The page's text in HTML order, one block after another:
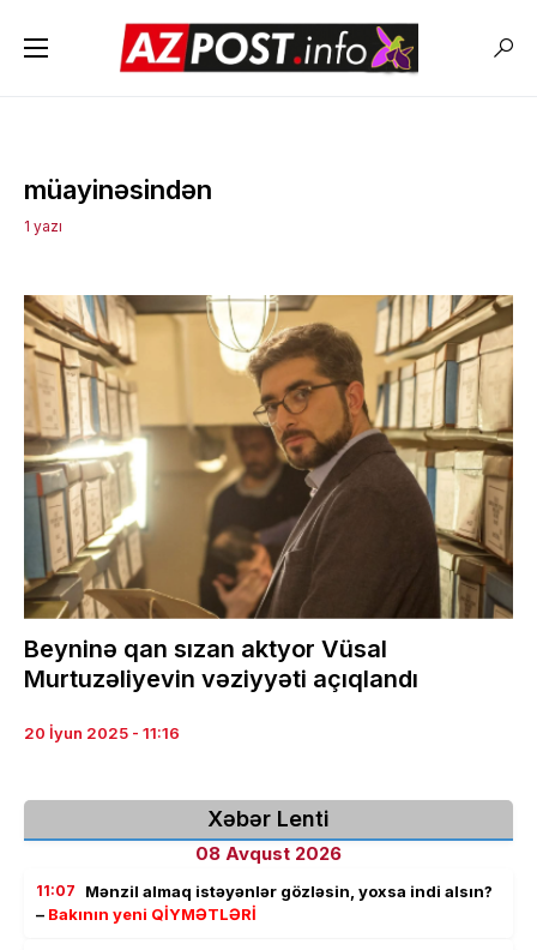
müayinəsindən
1 yazı
Beyninə qan sızan aktyor Vüsal
Murtuzəliyevin vəziyyəti açıqlandı
20 İyun 2025 - 11:16
Xəbər Lenti
08 Avqust 2026
11:07
Mənzil almaq istəyənlər gözləsin, yoxsa indi alsın?
– Bakının yeni QİYMƏTLƏRİ